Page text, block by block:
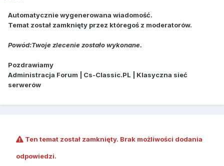
Automatycznie wygenerowana wiadomość.
Temat został zamknięty przez któregoś z moderatorów.
Powód:Twoje zlecenie zostało wykonane.
Pozdrawiamy
Administracja Forum | Cs-Classic.PL | Klasyczna sieć
serwerów
Ten temat został zamknięty. Brak możliwości dodania
odpowiedzi.